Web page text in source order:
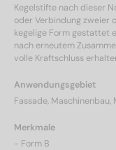
Kegelstifte nach dieser
oder Verbindung zweier
kegelige Form gestattet
nach erneutem
volle Kraftschluss
Anwendungsgebiet
Fassade, Maschinenbau,
Merkmale
- Form B